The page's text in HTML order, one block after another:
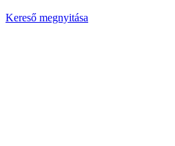
Kereső megnyitása